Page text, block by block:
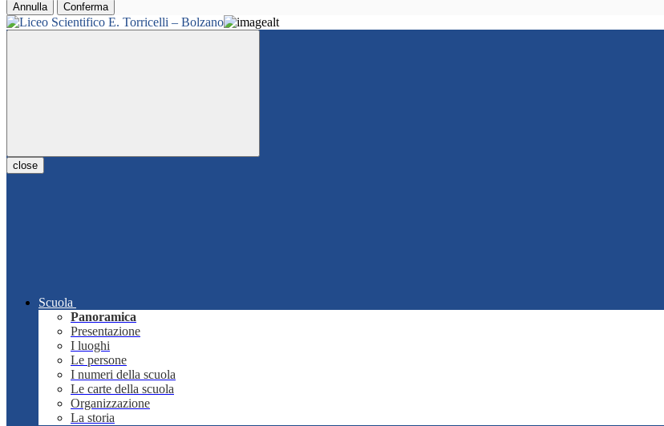
Annulla Conferma
close
Scuola
Panoramica
Presentazione
I luoghi
Le persone
I numeri della scuola
Le carte della scuola
Organizzazione
La storia